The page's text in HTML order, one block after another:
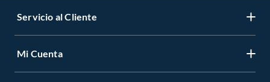
Servicio al Cliente
Contáctanos
Mi Cuenta